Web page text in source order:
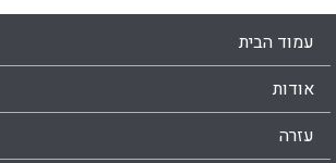
עמוד הבית
אודות
עזרה